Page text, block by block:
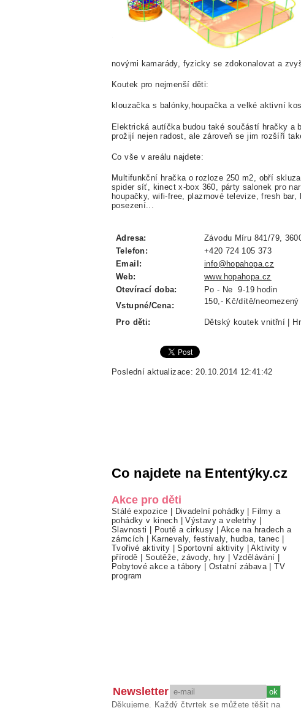
novými kamarády, fyzicky se zdokonalovat a
Koutek pro nejmenší děti:
klouzačka s balónky,houpačka a velké aktivní
Elektrická autíčka budou také součástí hračky a
prožijí nejen radost, ale zároveň se jim rozšíří
Co vše v areálu najdete:
Multifunkční hračka o rozloze 250 m2, obří
spider síť, kinect x-box 360, párty salonek pro
houpačky, wifi-free, plazmové televize, fresh
posezení...
Adresa:
Závodu Míru 841/79,
Telefon:
+420 724 105 373
Email:
info@hopahopa.cz
Web:
www.hopahopa.cz
Otevírací doba:
Po - Ne 9-19 hodin
Vstupné/Cena:
150,- Kč/dítě/
Pro děti: Dětský koutek vnitřní |
Poslední aktualizace: 20.10.2014 12:41:42
Co najdete na Ententýky.cz
Akce pro děti
Stálé expozice | Divadelní pohádky | Filmy a
pohádky v kinech |Výstavy a veletrhy |
Slavnosti | Poutě a cirkusy | Akce na hradech a
zámcích | Karnevaly, festivaly, hudba, tanec |
Tvořivé aktivity |Sportovní aktivity |Aktivity v
přírodě | Soutěže, závody, hry | Vzdělávání |
Pobytové akce a tábory | Ostatní zábava |TV
program
Newsletter
Děkujeme. Každý čtvrtek se můžete těšit na